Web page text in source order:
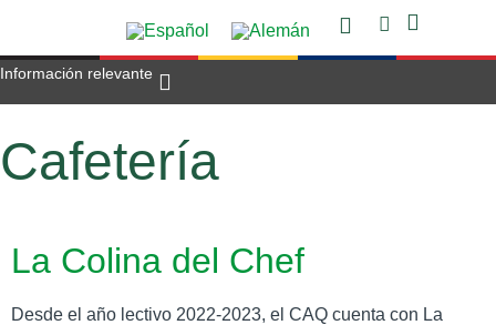
Información relevante
Cafetería
La Colina del Chef
Desde el año lectivo 2022-2023, el CAQ cuenta con La